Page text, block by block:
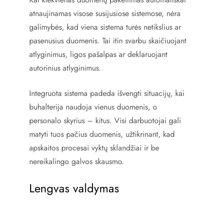
atnaujinamas visose susijusiose sistemose, nėra
galimybės, kad viena sistema turės netikslius ar
pasenusius duomenis. Tai itin svarbu skaičiuojant
atlyginimus, ligos pašalpas ar deklaruojant
autorinius atlyginimus.
Integruota sistema padeda išvengti situacijų, kai
buhalterija naudoja vienus duomenis, o
personalo skyrius – kitus. Visi darbuotojai gali
matyti tuos pačius duomenis, užtikrinant, kad
apskaitos procesai vyktų sklandžiai ir be
nereikalingo galvos skausmo.
Lengvas valdymas